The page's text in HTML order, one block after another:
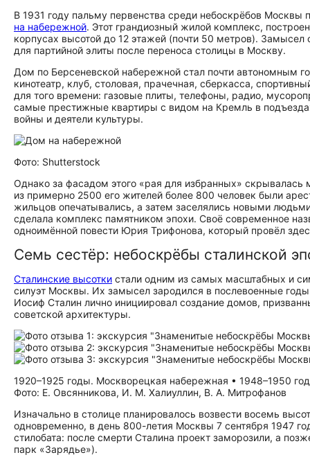
В 1931 году пальму первенства среди небоскрёбов
на набережной. Этот грандиозный жилой комплекс,
корпусах высотой до 12 этажей (почти 50 метров). Замысел
для партийной элиты после переноса столицы в Москву.
Дом по Берсеневской набережной стал почти автономным
кинотеатр, клуб, столовая, прачечная, сберкасса,
для того времени: газовые плиты, телефоны, радио,
самые престижные квартиры с видом на Кремль в
войны и деятели культуры.
Фото: Shutterstock
Однако за фасадом этого «рая для избранных»
из примерно 2500 его жителей более 800 человек были
жильцов опечатывались, а затем заселялись новыми
сделала комплекс памятником эпохи. Своё современное
одноимённой повести Юрия Трифонова, который провёл
Семь сестёр: небоскрёбы сталинской
Сталинские высотки стали одним из самых масштабных и
силуэт Москвы. Их замысел зародился в послевоенные
Иосиф Сталин лично инициировал создание домов,
советской архитектуры.
1920–1925 годы. Москворецкая набережная • 1948–1950
Фото: Е. Овсянникова, И. М. Халиуллин, В. А. Митрофанов
Изначально в столице планировалось возвести восемь
одновременно, в день 800-летия Москвы 7 сентября 1947
стилобата: после смерти Сталина проект заморозили, а
парк «Зарядье»).